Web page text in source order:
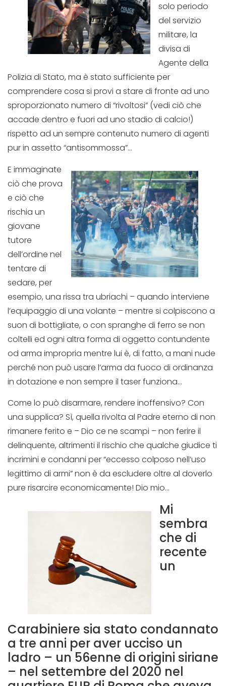
solo periodo
del servizio
militare, la
divisa di
Agente della
Polizia di Stato, ma è stato sufficiente per
comprendere cosa si provi a stare di fronte ad uno
sproporzionato numero di “rivoltosi” (vedi ciò che
accade dentro e fuori ad uno stadio di calcio!)
rispetto ad un sempre contenuto numero di agenti
pur in assetto “antisommossa”…
E immaginate
ciò che prova
e ciò che
rischia un
giovane
tutore
dell’ordine nel
tentare di
sedare, per
esempio, una rissa tra ubriachi – quando interviene
l’equipaggio di una volante – mentre si colpiscono a
suon di bottigliate, o con spranghe di ferro se non
coltelli ed ogni altra forma di oggetto contundente
od arma impropria mentre lui è, di fatto, a mani nude
perché non può usare l’arma da fuoco di ordinanza
in dotazione e non sempre il taser funziona…
Come lo può disarmare, rendere inoffensivo? Con
una supplica? Sì, quella rivolta al Padre eterno di non
rimanere ferito e – Dio ce ne scampi – non ferire il
delinquente, altrimenti il rischio che qualche giudice ti
incrimini e condanni per “eccesso colposo nell’uso
legittimo di armi” non è da escludere oltre al doverlo
pure risarcire economicamente! Dio mio…
Mi
sembra
che di
recente
un
Carabiniere sia stato condannato
a tre anni per aver ucciso un
ladro – un 56enne di origini siriane
– nel settembre del 2020 nel